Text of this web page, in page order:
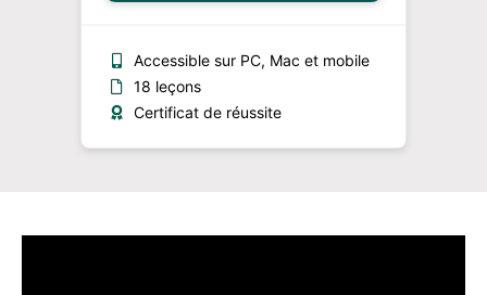
Accessible sur PC, Mac et mobile
18 leçons
Certificat de réussite